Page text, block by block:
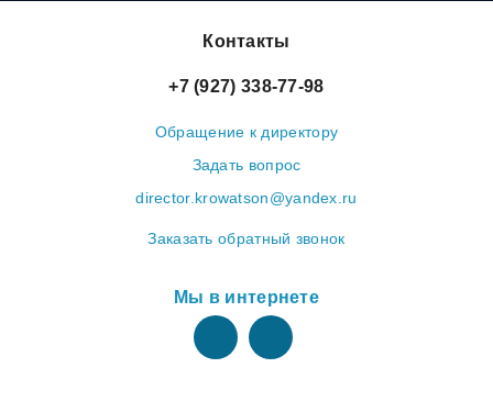
Контакты
+7 (927) 338-77-98
Обращение к директору
Задать вопрос
director.krowatson@yandex.ru
Заказать обратный звонок
Мы в интернете